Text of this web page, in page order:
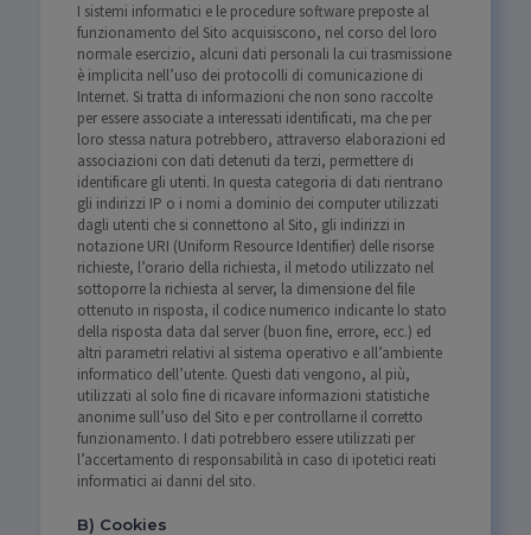
I sistemi informatici e le procedure software preposte al
funzionamento del Sito acquisiscono, nel corso del loro
normale esercizio, alcuni dati personali la cui trasmissione
è implicita nell’uso dei protocolli di comunicazione di
Internet. Si tratta di informazioni che non sono raccolte
per essere associate a interessati identificati, ma che per
loro stessa natura potrebbero, attraverso elaborazioni ed
associazioni con dati detenuti da terzi, permettere di
identificare gli utenti. In questa categoria di dati rientrano
gli indirizzi IP o i nomi a dominio dei computer utilizzati
dagli utenti che si connettono al Sito, gli indirizzi in
notazione URI (Uniform Resource Identifier) delle risorse
richieste, l’orario della richiesta, il metodo utilizzato nel
sottoporre la richiesta al server, la dimensione del file
ottenuto in risposta, il codice numerico indicante lo stato
della risposta data dal server (buon fine, errore, ecc.) ed
altri parametri relativi al sistema operativo e all’ambiente
informatico dell’utente. Questi dati vengono, al più,
utilizzati al solo fine di ricavare informazioni statistiche
anonime sull’uso del Sito e per controllarne il corretto
funzionamento. I dati potrebbero essere utilizzati per
l’accertamento di responsabilità in caso di ipotetici reati
informatici ai danni del sito.
B) Cookies